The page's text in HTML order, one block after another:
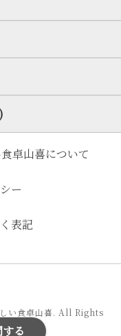
卓山喜について
ー
表記
い食卓山喜. All Rights
る